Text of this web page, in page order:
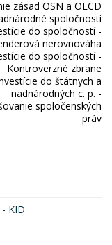
zásad OSN a OECD
spoločnosti
do spoločností -
nerovnováha
do spoločností -
Kontroverzné zbrane
do štátnych a
nadnárodných c. p. -
spoločenských
práv
KID